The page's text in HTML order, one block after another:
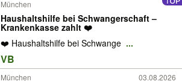
München
Haushaltshilfe bei Schwangerschaft –
Krankenkasse zahlt ❤️
❤️ Haushaltshilfe bei Schwange ...
VB
München 03.08.2026